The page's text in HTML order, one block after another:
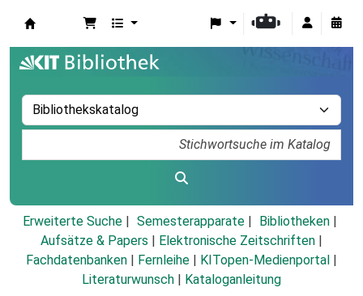
Erweiterte Suche Semesterapparate
Bibliotheken
Aufsätze & Papers
Elektronische Zeitschriften
Fachdatenbanken
Fernleihe KITopen-Medienportal
Literaturwunsch
Kataloganleitung